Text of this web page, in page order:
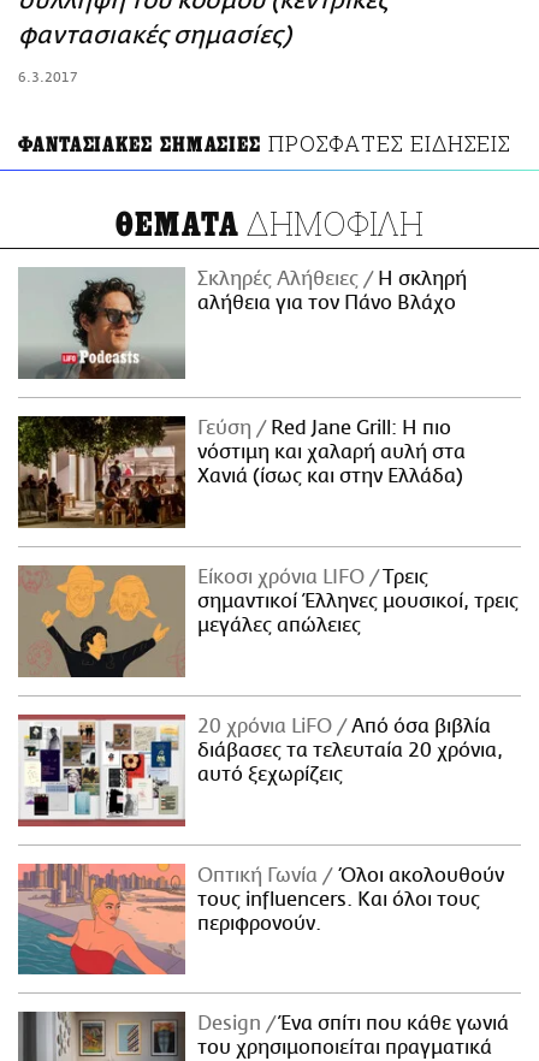
ΑΜΠΑ
φαντασιακές σημασίες)
6.3.2017
ΦΑΝΤΑΣΙΑΚΕΣ ΣΗΜΑΣΙΕΣ ΠΡΟΣΦΑΤΕΣ ΕΙΔΗΣΕΙΣ
ΘΕΜΑΤΑ ΔΗΜΟΦΙΛΗ
Σκληρές Αλήθειες
H σκληρή
αλήθεια για τον Πάνο Βλάχο
Γεύση
Red Jane Grill: Η πιο
νόστιμη και χαλαρή αυλή στα
Χανιά (ίσως και στην Ελλάδα)
Είκοσι χρόνια LIFO
Tρεις
σημαντικοί Έλληνες μουσικοί, τρεις
μεγάλες απώλειες
20 χρόνια LiFO
Από όσα βιβλία
διάβασες τα τελευταία 20 χρόνια,
αυτό ξεχωρίζεις
Οπτική Γωνία
Όλοι ακολουθούν
τους influencers. Και όλοι τους
περιφρονούν.
Design
Ένα σπίτι που κάθε γωνιά
του χρησιμοποιείται πραγματικά